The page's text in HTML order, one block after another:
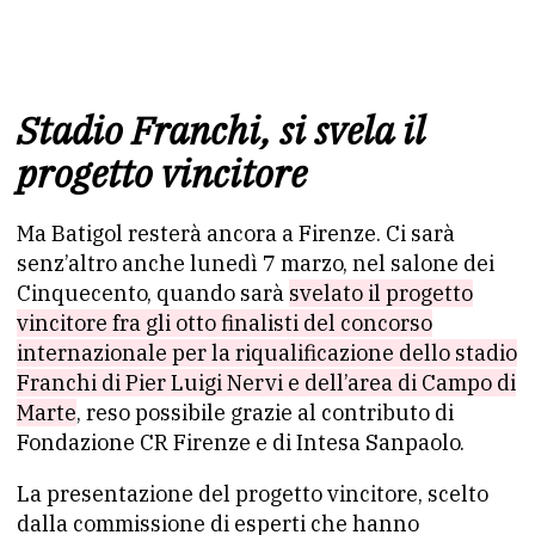
Stadio Franchi, si svela il
progetto vincitore
Ma Batigol resterà ancora a Firenze. Ci sarà
senz’altro anche lunedì 7 marzo, nel salone dei
Cinquecento, quando sarà svelato il progetto
vincitore fra gli otto finalisti del concorso
internazionale per la riqualificazione dello stadio
Franchi di Pier Luigi Nervi e dell’area di Campo di
Marte, reso possibile grazie al contributo di
Fondazione CR Firenze e di Intesa Sanpaolo.
La presentazione del progetto vincitore, scelto
dalla commissione di esperti che hanno